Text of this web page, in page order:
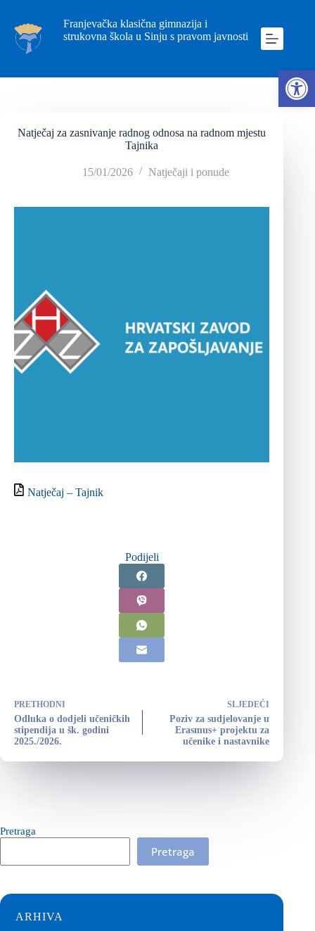
Franjevačka klasična gimnazija i
strukovna škola u Sinju s pravom javnosti
Natječaj za zasnivanje radnog odnosa na radnom mjestu
Tajnika
15/01/2026 Natječaji i ponude
Natječaj – Tajnik
Podijeli
PRETHODNI
Odluka o dodjeli učeničkih
stipendija u šk. godini
2025./2026.
SLJEDEĆI
Poziv za sudjelovanje u
Erasmus+ projektu za
učenike i nastavnike
Pretraga
Pretraga
ARHIVA